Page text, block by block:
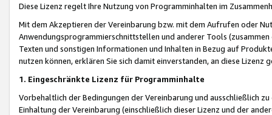
Diese Lizenz regelt Ihre Nutzung von Programminhalten im
Mit dem Akzeptieren der Vereinbarung bzw. mit dem Aufrufen oder
Anwendungsprogrammierschnittstellen und anderer Tools (zusammen
Texten und sonstigen Informationen und Inhalten in Bezug auf
nutzen können, erklären Sie sich damit einverstanden, an diese Lizenz
1. Eingeschränkte Lizenz für Programminhalte
Vorbehaltlich der Bedingungen der Vereinbarung und ausschließlich
Einhaltung der Vereinbarung (einschließlich dieser Lizenz und der